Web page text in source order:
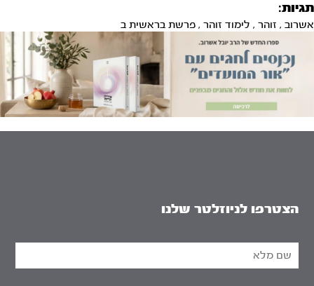
תגיות:
אשרוב , זוהר , לימוד זוהר , פרשת בראשית ב
הצטרפו לניוזלטר שלנו